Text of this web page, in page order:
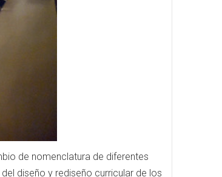
de nomenclatura de diferentes
diseño y rediseño curricular de los